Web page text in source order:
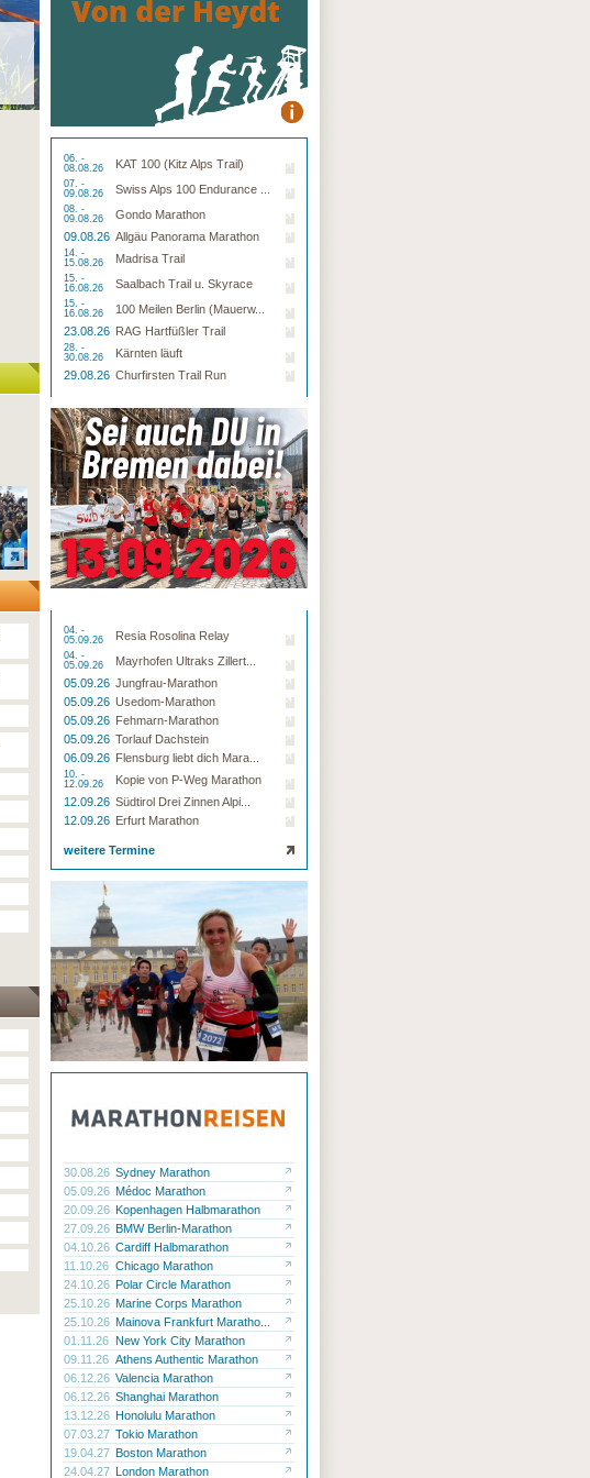
06. -
08.08.26
KAT 100 (Kitz Alps Trail)
07. -
09.08.26
Swiss Alps 100 Endurance ...
08. -
09.08.26
Gondo Marathon
09.08.26 Allgäu Panorama Marathon
14. -
15.08.26
Madrisa Trail
15. -
16.08.26
Saalbach Trail u. Skyrace
15. -
16.08.26
100 Meilen Berlin (Mauerw...
23.08.26 RAG Hartfüßler Trail
28. -
30.08.26
Kärnten läuft
29.08.26 Churfirsten Trail Run
04. -
05.09.26
Resia Rosolina Relay
04. -
05.09.26
Mayrhofen Ultraks Zillert...
05.09.26 Jungfrau-Marathon
05.09.26 Usedom-Marathon
05.09.26 Fehmarn-Marathon
05.09.26 Torlauf Dachstein
06.09.26 Flensburg liebt dich Mara...
10. -
12.09.26
Kopie von P-Weg Marathon
12.09.26 Südtirol Drei Zinnen Alpi...
12.09.26 Erfurt Marathon
weitere Termine
30.08.26 Sydney Marathon
05.09.26 Médoc Marathon
20.09.26 Kopenhagen Halbmarathon
27.09.26 BMW Berlin-Marathon
04.10.26 Cardiff Halbmarathon
11.10.26 Chicago Marathon
24.10.26 Polar Circle Marathon
25.10.26 Marine Corps Marathon
25.10.26 Mainova Frankfurt Maratho...
01.11.26 New York City Marathon
09.11.26 Athens Authentic Marathon
06.12.26 Valencia Marathon
06.12.26 Shanghai Marathon
13.12.26 Honolulu Marathon
07.03.27 Tokio Marathon
19.04.27 Boston Marathon
24.04.27 London Marathon